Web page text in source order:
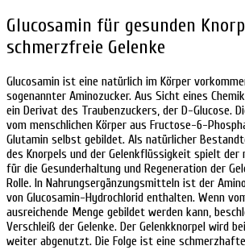
Glucosamin für gesunden
schmerzfreie Gelenke
Glucosamin ist eine natürlich im Körper
sogenannter Aminozucker. Aus Sicht eines
ein Derivat des Traubenzuckers, der D-Glucose.
vom menschlichen Körper aus Fructose-6-
Glutamin selbst gebildet. Als natürlicher
des Knorpels und der Gelenkflüssigkeit spielt der
für die Gesunderhaltung und Regeneration der
Rolle. In Nahrungsergänzungsmitteln ist der
von Glucosamin-Hydrochlorid enthalten. Wenn
ausreichende Menge gebildet werden kann,
Verschleiß der Gelenke. Der Gelenkknorpel wird
weiter abgenutzt. Die Folge ist eine